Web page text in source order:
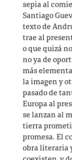
sepia al
Santiago
texto de
trae al
o que quizá
no ya de
más
la imagen y
pasado de
Europa al
se lanzan al
tierra
promesa. El
obra literaria